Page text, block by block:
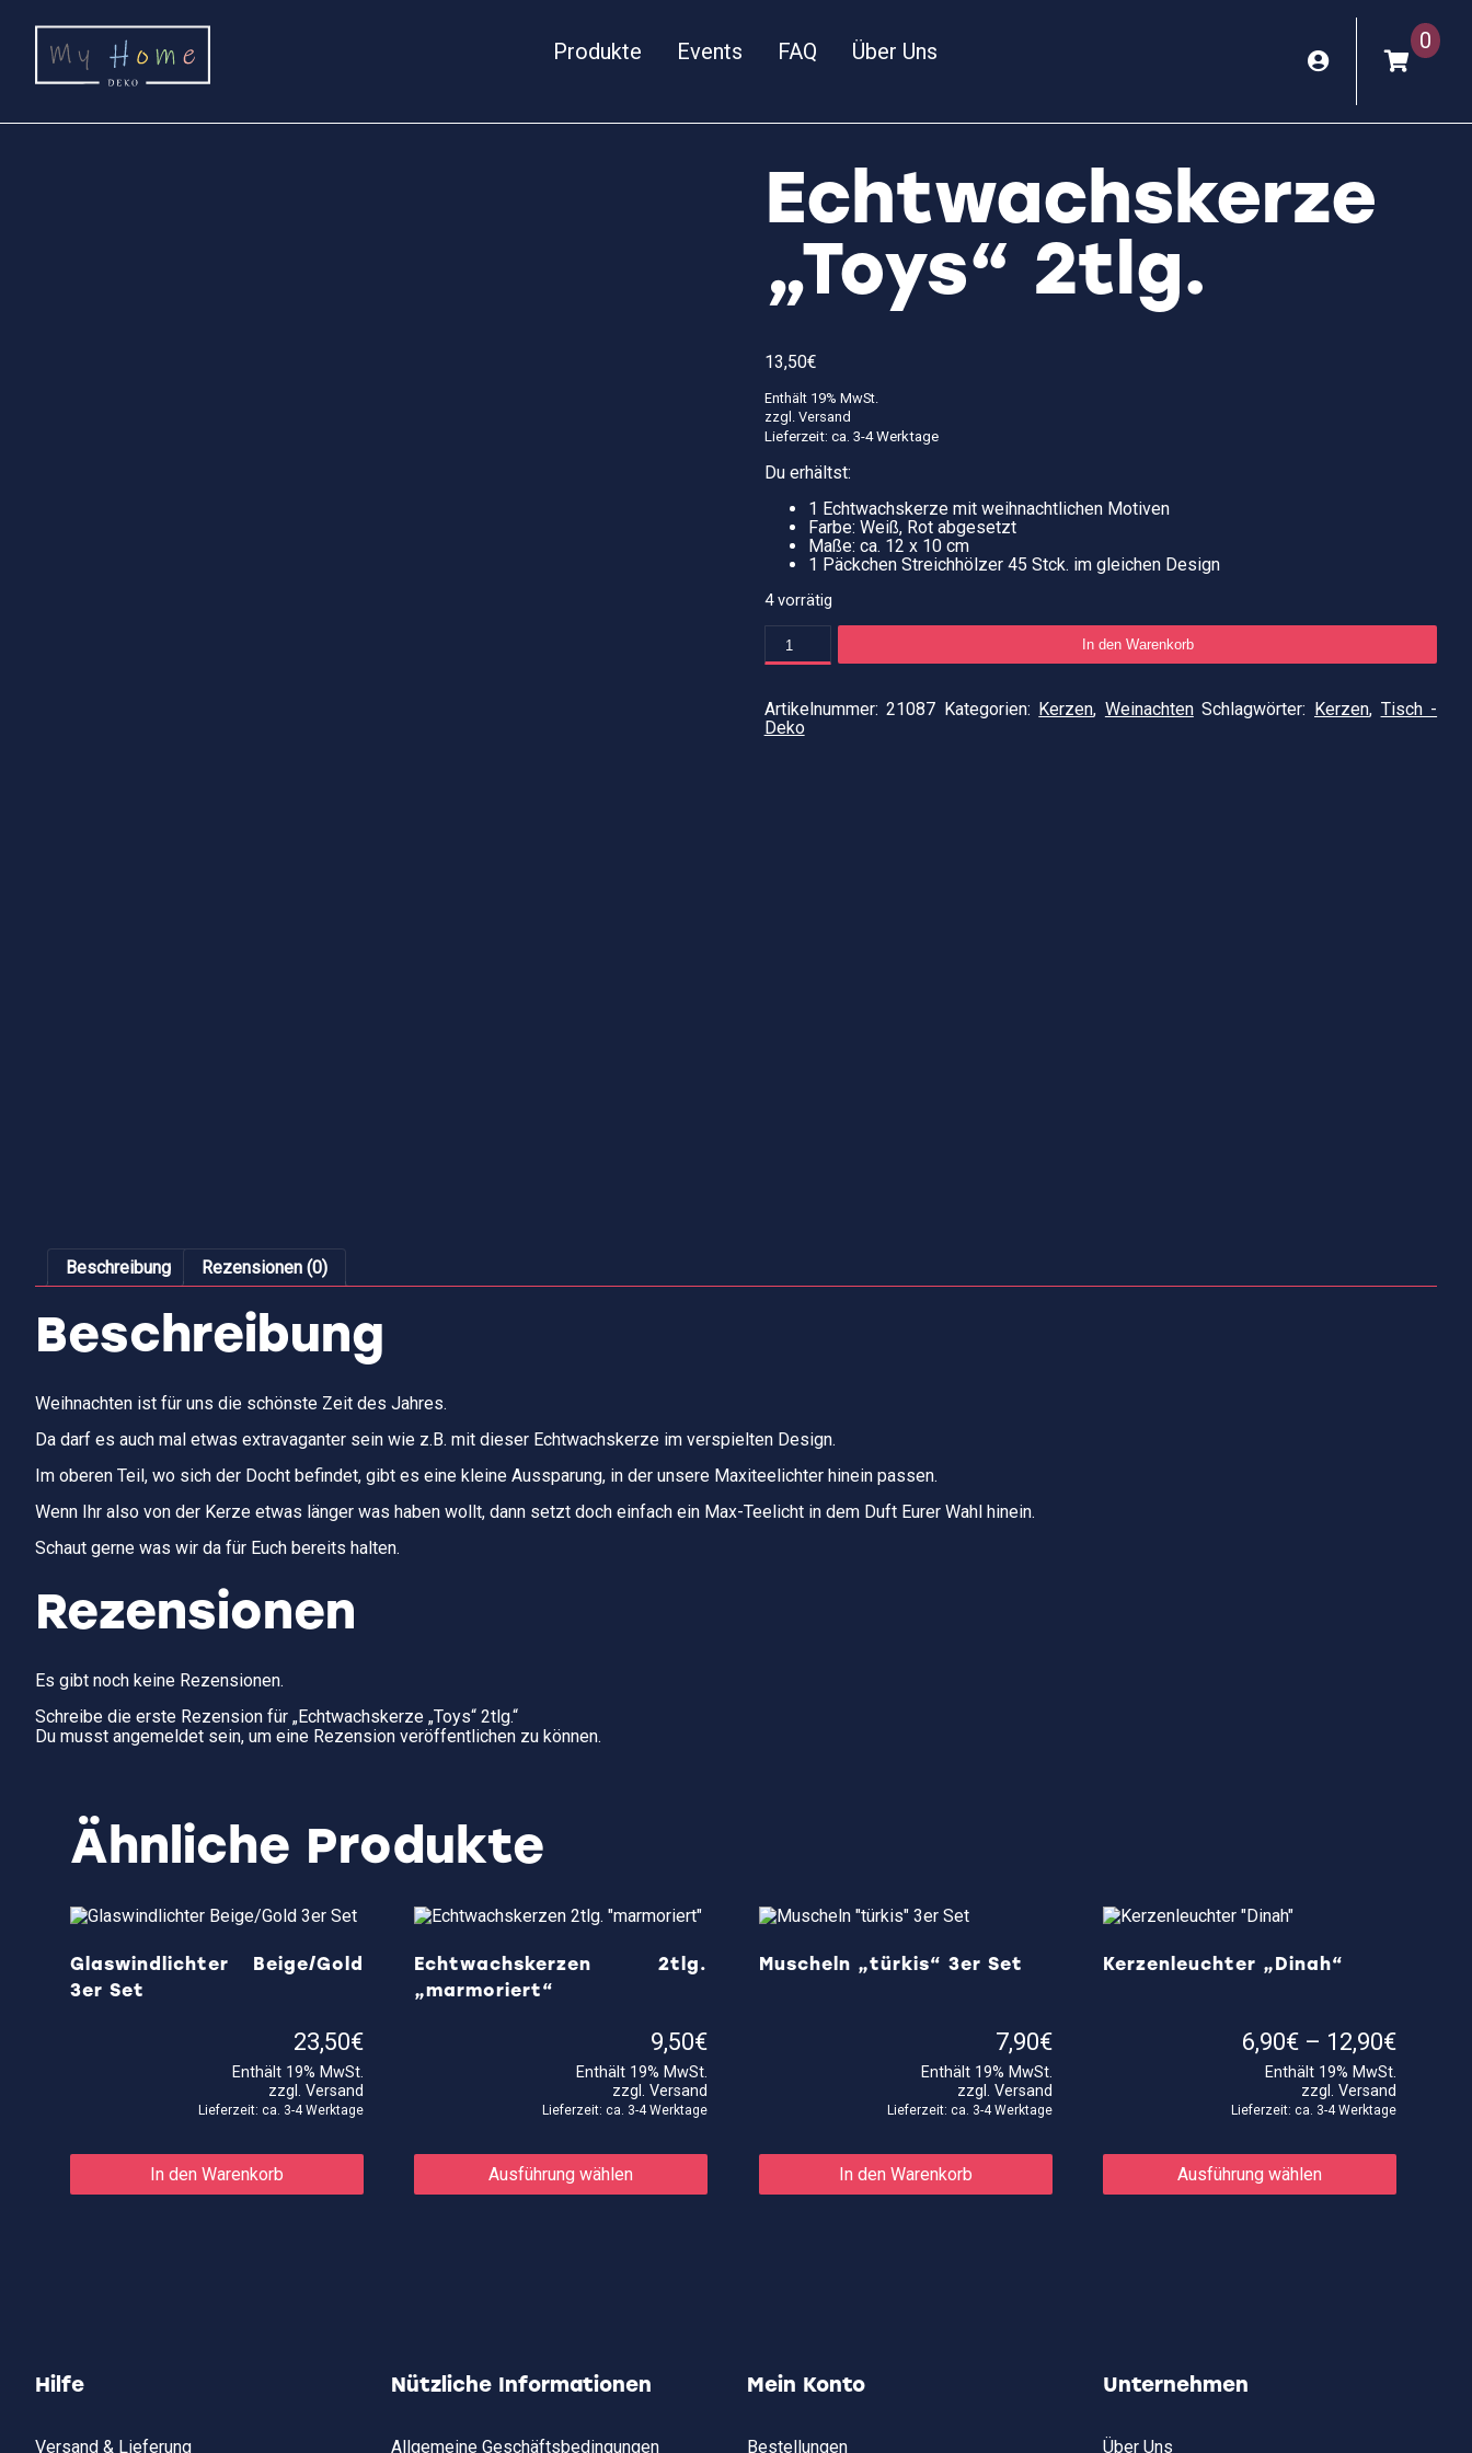
Produkte Events FAQ Über Uns 0
Echtwachskerze
„Toys“ 2tlg.
13,50€
Enthält 19% MwSt.
zzgl. Versand
Lieferzeit: ca. 3-4 Werktage
Du erhältst:
1 Echtwachskerze mit weihnachtlichen Motiven
Farbe: Weiß, Rot abgesetzt
Maße: ca. 12 x 10 cm
1 Päckchen Streichhölzer 45 Stck. im gleichen Design
4 vorrätig
Echtwachskerze
"Toys"
2tlg.
In den Warenkorb
Artikelnummer:21087 Kategorien: Kerzen, Weinachten Schlagwörter: Kerzen, Tisch -
Deko
Beschreibung Rezensionen (0)
Beschreibung
Weihnachten ist für uns die schönste Zeit des Jahres.
Da darf es auch mal etwas extravaganter sein wie z.B. mit dieser Echtwachskerze im verspielten Design.
Im oberen Teil, wo sich der Docht befindet, gibt es eine kleine Aussparung, in der unsere Maxiteelichter hinein passen.
Wenn Ihr also von der Kerze etwas länger was haben wollt, dann setzt doch einfach ein Max-Teelicht in dem Duft Eurer Wahl hinein.
Schaut gerne was wir da für Euch bereits halten.
Rezensionen
Es gibt noch keine Rezensionen.
Schreibe die erste Rezension für „Echtwachskerze „Toys“ 2tlg.“
Du musst angemeldet sein, um eine Rezension veröffentlichen zu können.
Ähnliche Produkte
Glaswindlichter Beige/Gold
3er Set
23,50€
Enthält 19% MwSt.
zzgl.Versand
Lieferzeit: ca. 3-4 Werktage
In den Warenkorb
Echtwachskerzen 2tlg.
„marmoriert“
9,50€
Enthält 19% MwSt.
zzgl.Versand
Lieferzeit: ca. 3-4 Werktage
Ausführung wählen
Produkt
mehrere
werden
Muscheln „türkis“ 3er Set
7,90€
Enthält 19% MwSt.
zzgl. Versand
Lieferzeit: ca. 3-4 Werktage
In den Warenkorb
Kerzenleuchter „Dinah“
6,90€ – 12,90€
6,90€
Enthält 19% MwSt.
zzgl.Versand
Lieferzeit: ca. 3-4 Werktage
Ausführung wählen
Produkt
mehrere
Hilfe
Versand & Lieferung
Nützliche Informationen
Allgemeine Geschäftsbedingungen
Mein Konto
Bestellungen
Unternehmen
Über Uns